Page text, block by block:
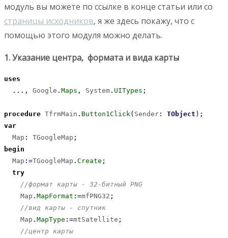
модуль вы можете по ссылке в конце статьи или со
страницы исходников, я же здесь покажу, что с
помощью этого модуля можно делать.
1. Указание центра, формата и вида карты
uses
...,
Google . Maps , System . UITypes ;
procedure TfrmMain . Button1Click ( Sender : TObject ) ;
var
  Map
: TGoogleMap ;
begin
  Map
: =TGoogleMap . Create ;
try
//формат карты - 32-битный PNG
    Map
. MapFormat : =mfPNG32 ;
//вид карты - спутник
    Map
. MapType : =mtSatellite ;
//центр карты